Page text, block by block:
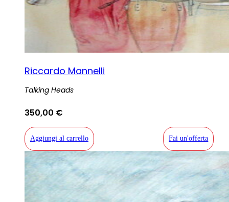
Riccardo Mannelli
Talking Heads
350,00 €
Aggiungi al carrello Fai un'offerta